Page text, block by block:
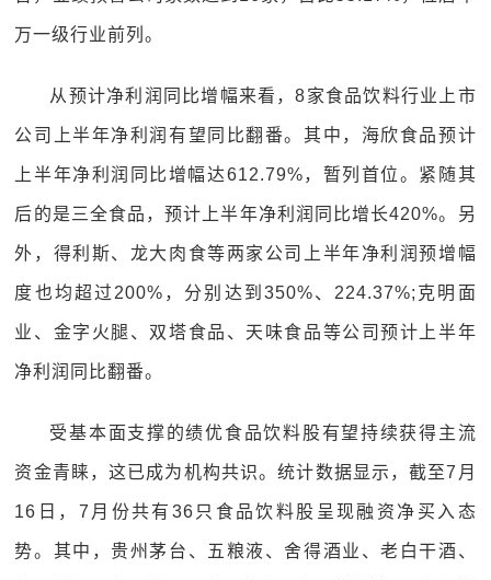
万一级行业前列。
从预计净利润同比增幅来看，8家食品饮料行业上市
公司上半年净利润有望同比翻番。其中，海欣食品预计
上半年净利润同比增幅达612.79%，暂列首位。紧随其
后的是三全食品，预计上半年净利润同比增长420%。另
外，得利斯、龙大肉食等两家公司上半年净利润预增幅
度也均超过200%，分别达到350%、224.37%;克明面
业、金字火腿、双塔食品、天味食品等公司预计上半年
净利润同比翻番。
受基本面支撑的绩优食品饮料股有望持续获得主流
资金青睐，这已成为机构共识。统计数据显示，截至7月
16日，7月份共有36只食品饮料股呈现融资净买入态
势。其中，贵州茅台、五粮液、舍得酒业、老白干酒、